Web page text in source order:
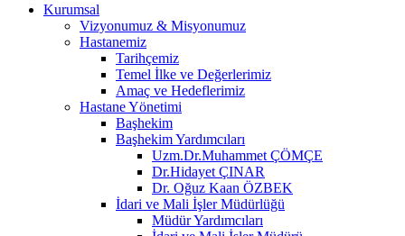
Kurumsal
Vizyonumuz & Misyonumuz
Hastanemiz
Tarihçemiz
Temel İlke ve Değerlerimiz
Amaç ve Hedeflerimiz
Hastane Yönetimi
Başhekim
Başhekim Yardımcıları
Uzm.Dr.Muhammet ÇÖMÇE
Dr.Hidayet ÇINAR
Dr. Oğuz Kaan ÖZBEK
İdari ve Mali İşler Müdürlüğü
Müdür Yardımcıları